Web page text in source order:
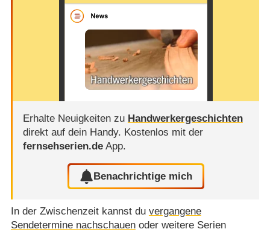
Erhalte Neuigkeiten zu Handwerkergeschichten
direkt auf dein Handy. Kostenlos mit der
fernsehserien.deApp.
Benachrichtige mich
In der Zwischenzeit kannst du vergangene
Sendetermine nachschauenoder weitere Serien